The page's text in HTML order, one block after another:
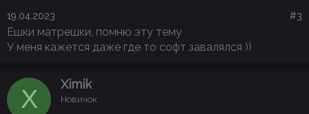
19.04.2023 #3
Ешки матрешки, помню эту тему
У меня кажется даже где то софт завалялся ))
X
Ximik
Новичок